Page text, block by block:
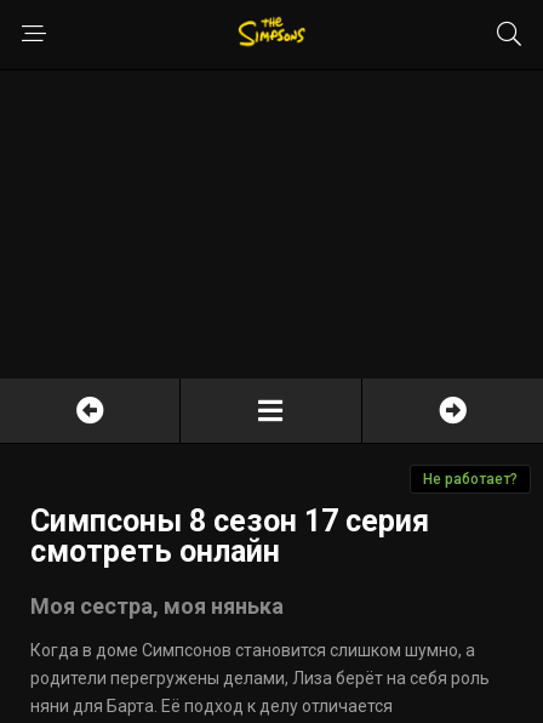
Не работает?
Симпсоны 8 сезон 17 серия
смотреть онлайн
Моя сестра, моя нянька
Когда в доме Симпсонов становится слишком шумно, а
родители перегружены делами, Лиза берёт на себя роль
няни для Бартa. Её подход к делу отличается